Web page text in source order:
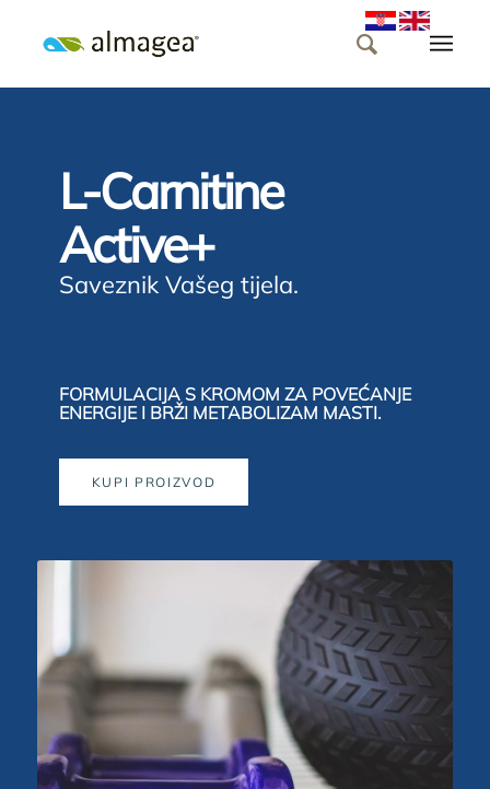
L-Carnitine
Active+
Saveznik Vašeg tijela.
FORMULACIJA S KROMOM ZA POVEĆANJE
ENERGIJE I BRŽI METABOLIZAM MASTI.
KUPI PROIZVOD